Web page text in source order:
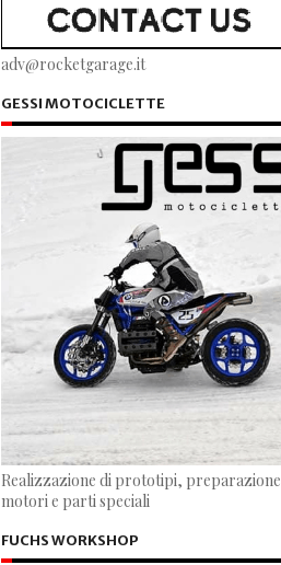
adv@rocketgarage.it
GESSI MOTOCICLETTE
Realizzazione di prototipi, preparazione
motori e parti speciali
FUCHS WORKSHOP